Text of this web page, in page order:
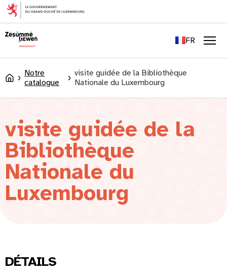
principal
FR
LU
Accueil
Notre
catalogue
visite guidée de la Bibliothèque
Nationale du Luxembourg
visite guidée de la
Bibliothèque
Nationale du
Luxembourg
DÉTAILS